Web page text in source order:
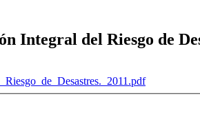
Integral del Riesgo de